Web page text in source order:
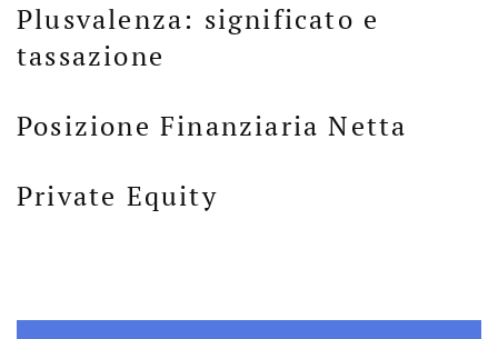
Plusvalenza: significato e
tassazione
Posizione Finanziaria Netta
Private Equity